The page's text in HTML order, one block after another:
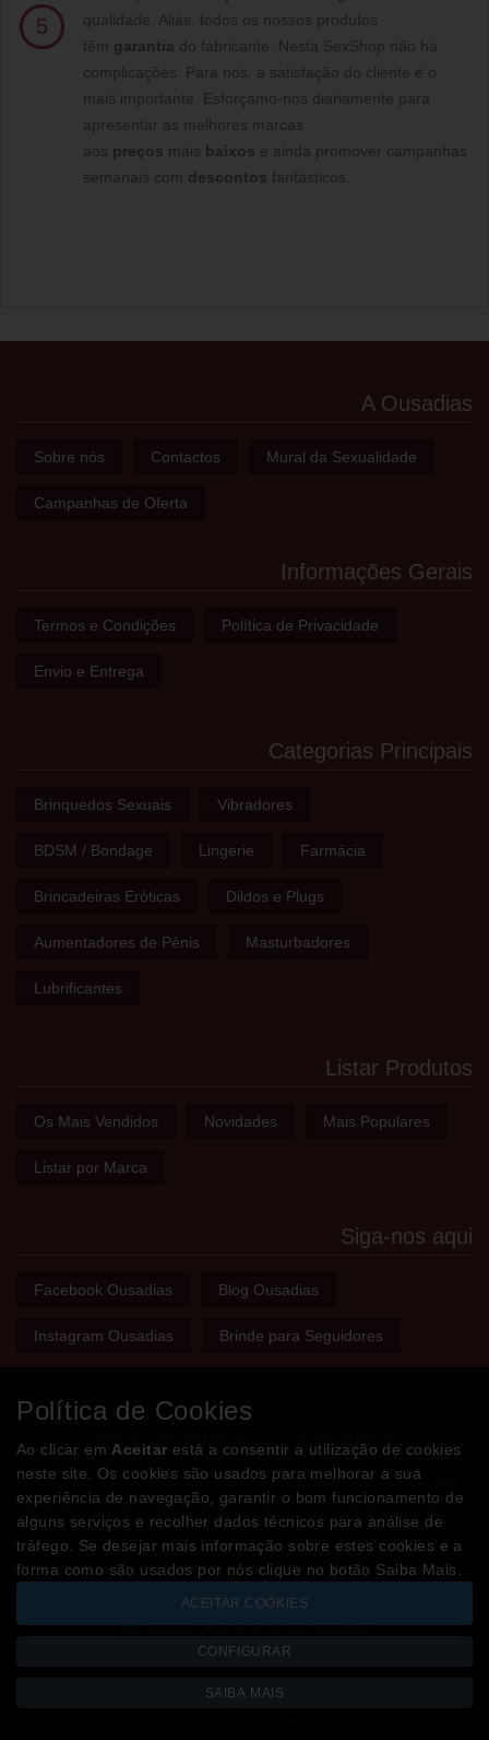
5
qualidade. Aliás, todos os nossos produtos
têm garantia do fabricante. Nesta SexShop não há
complicações. Para nós, a satisfação do cliente é o
mais importante. Esforçamo-nos diariamente para
apresentar as melhores marcas
aos preços mais baixos e ainda promover campanhas
semanais com descontos fantásticos.
A Ousadias
Sobre nós Contactos Mural da Sexualidade
Campanhas de Oferta
Informações Gerais
Termos e Condições Política de Privacidade
Envio e Entrega
Categorias Principais
Brinquedos Sexuais Vibradores
BDSM / Bondage Lingerie Farmácia
Brincadeiras Eróticas Dildos e Plugs
Aumentadores de Pénis Masturbadores
Lubrificantes
Listar Produtos
Os Mais Vendidos Novidades Mais Populares
Listar por Marca
Siga-nos aqui
Facebook Ousadias Blog Ousadias
Instagram Ousadias Brinde para Seguidores
Bem-vindo(a) à sua Sex Shop
A loja onde encontra tudo o que precisa para apimentar a sua
relação e tornar o sexo mais divertido, interessante e excitante!
Partilhe com os seus amigos!
Todos os valores incluem IVA à taxa em vigorCopyright © OUSADIAS.pt 2026
Política de Cookies
Ao clicar em Aceitar está a consentir a utilização de cookies
neste site. Os cookies são usados para melhorar a sua
experiência de navegação, garantir o bom funcionamento de
alguns serviços e recolher dados técnicos para análise de
tráfego. Se desejar mais informação sobre estes cookies e a
forma como são usados por nós clique no botão Saiba Mais.
ACEITAR COOKIES
CONFIGURAR
SAIBA MAIS